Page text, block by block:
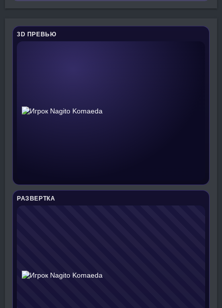
3D ПРЕВЬЮ
РАЗВЕРТКА